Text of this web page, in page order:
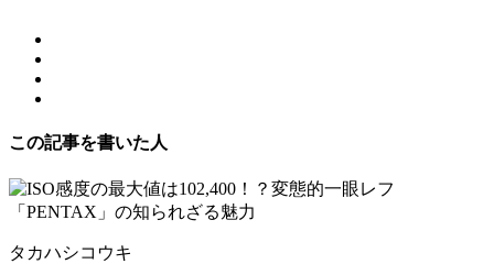
この記事を書いた人
タカハシコウキ